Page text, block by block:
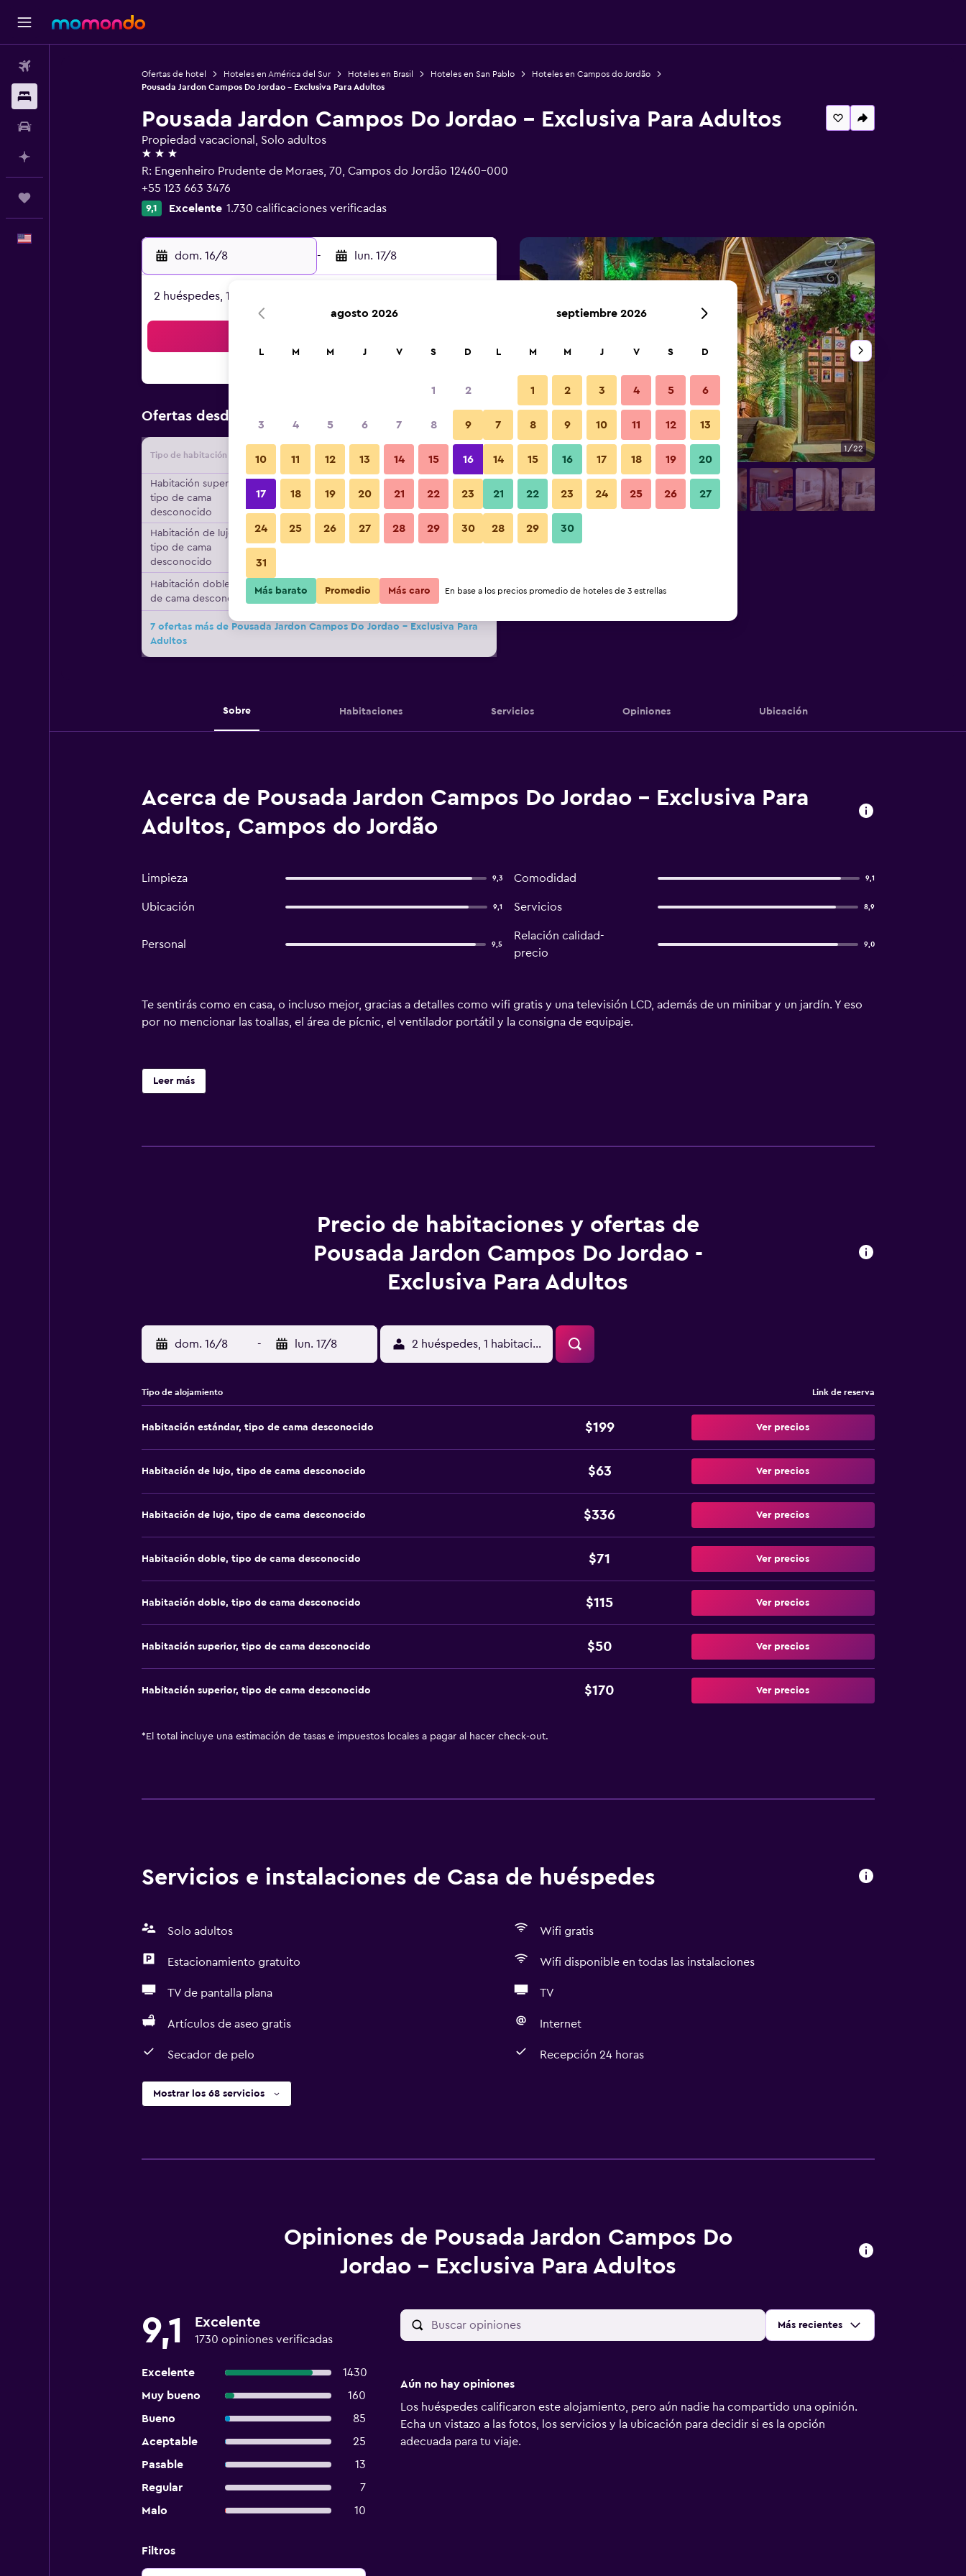
Ofertas de hotel Hoteles en América del Sur Hoteles en Brasil Hoteles en San Pablo
Hoteles en Campos do Jordão
Pousada Jardon Campos Do Jordao - Exclusiva Para Adultos
Pousada Jardon Campos Do Jordao - Exclusiva Para Adultos
Propiedad vacacional, Solo adultos
3 estrellas
R: Engenheiro Prudente de Moraes, 70, Campos do Jordão 12460-000
+55 123 663 3476
9,1 Excelente 1.730 calificaciones verificadas
dom. 16/8 - lun. 17/8
2 huéspedes, 1 habitación
Ofertas desde Oferta más barata de precio por noche
Tipo de habitación Proveedor Total noche
Habitación superior,
tipo de cama
desconocido
$50 Ver oferta
Habitación de lujo,
tipo de cama
desconocido
Habitación doble, tipo
de cama desconocido
$71 Ver oferta
7 ofertas más de Pousada Jardon Campos Do Jordao - Exclusiva Para
Adultos
Vista del exterior 1/22
Fotos
Sobre Habitaciones Servicios Opiniones Ubicación
Acerca de Pousada Jardon Campos Do Jordao - Exclusiva Para
Adultos, Campos do Jordão
Limpieza 9,3 Comodidad 9,1
Ubicación 9,1 Servicios 8,9
Personal 9,5
Relación calidad-
precio
9,0
Te sentirás como en casa, o incluso mejor, gracias a detalles como wifi gratis y una televisión LCD, además de un minibar y un jardín. Y eso
por no mencionar las toallas, el área de pícnic, el ventilador portátil y la consigna de equipaje.
Leer más
Precio de habitaciones y ofertas de
Pousada Jardon Campos Do Jordao -
Exclusiva Para Adultos
dom. 16/8 - lun. 17/8 2 huéspedes, 1 habitación
Tipo de alojamiento Link de reserva
Habitación estándar, tipo de cama desconocido $199 Ver precios
Habitación de lujo, tipo de cama desconocido $63 Ver precios
Habitación de lujo, tipo de cama desconocido $336 Ver precios
Habitación doble, tipo de cama desconocido $71 Ver precios
Habitación doble, tipo de cama desconocido $115 Ver precios
Habitación superior, tipo de cama desconocido $50 Ver precios
Habitación superior, tipo de cama desconocido $170 Ver precios
* El total incluye una estimación de tasas e impuestos locales a pagar al hacer check-out.
Servicios e instalaciones de Casa de huéspedes
Solo adultos Wifi gratis
Estacionamiento gratuito Wifi disponible en todas las instalaciones
TV de pantalla plana TV
Artículos de aseo gratis Internet
Secador de pelo Recepción 24 horas
Mostrar los 68 servicios
Opiniones de Pousada Jardon Campos Do
Jordao - Exclusiva Para Adultos
9,1 Excelente
1730 opiniones verificadas
Excelente
1430
Muy bueno
160
Bueno
85
Aceptable
25
Pasable
13
Regular
7
Malo
10
Ordenar por:
Más recientes
Filtros
Aún no hay opiniones
Los huéspedes calificaron este alojamiento, pero aún nadie ha compartido una opinión.
Echa un vistazo a las fotos, los servicios y la ubicación para decidir si es la opción
adecuada para tu viaje.
agosto 2026
L M M J V S D
1 2
3 4 5 6 7 8 9
10 11 12 13 14 15 16
17 18 19 20 21 22 23
24 25 26 27 28 29 30
31
septiembre 2026
L M M J V S D
1 2 3 4 5 6
7 8 9 10 11 12 13
14 15 16 17 18 19 20
21 22 23 24 25 26 27
28 29 30
Más barato Promedio Más caro En base a los precios promedio de hoteles de 3 estrellas